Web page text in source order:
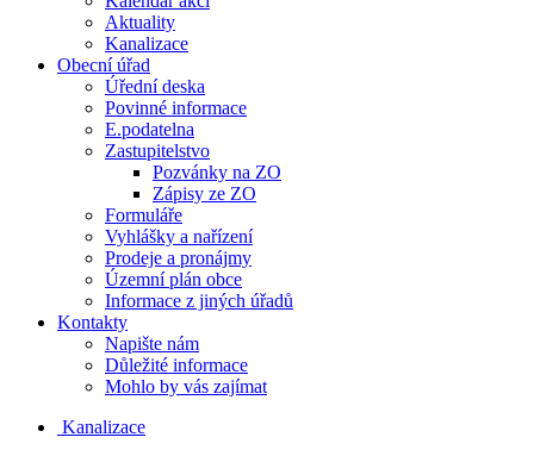
Aktuality
Kanalizace
Obecní úřad
Úřední deska
Povinné informace
E.podatelna
Zastupitelstvo
Pozvánky na ZO
Zápisy ze ZO
Formuláře
Vyhlášky a nařízení
Prodeje a pronájmy
Územní plán obce
Informace z jiných úřadů
Kontakty
Napište nám
Důležité informace
Mohlo by vás zajímat
Kanalizace